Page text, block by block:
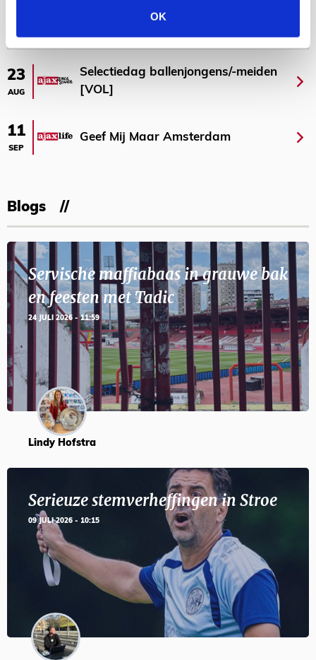
OK
23
AUG
Selectiedag ballenjongens/-meiden
[VOL]
11
SEP
Geef Mij Maar Amsterdam
Blogs
Servische maffiabaas in grauwe bak
en feesten met Tadic
24 JULI 2026 - 11:59
Lindy Hofstra
Serieuze stemverheffingen in Stroe
09 JULI 2026 - 10:15